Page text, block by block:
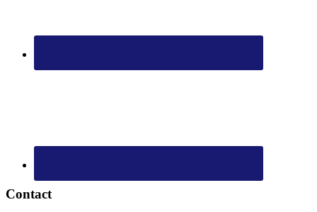
Contact